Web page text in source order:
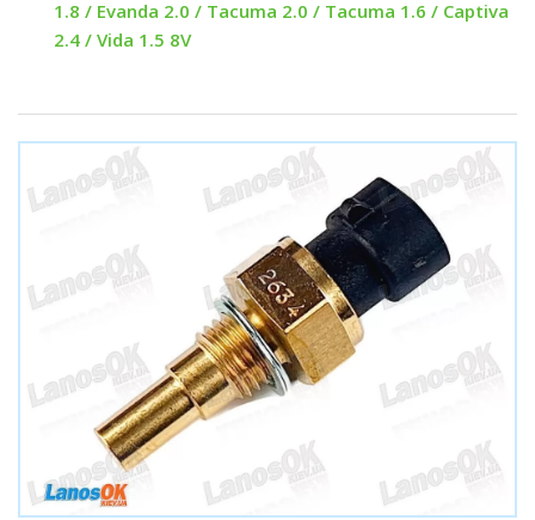
1.8 / Evanda 2.0 / Tacuma 2.0 / Tacuma 1.6 / Captiva
2.4 / Vida 1.5 8V